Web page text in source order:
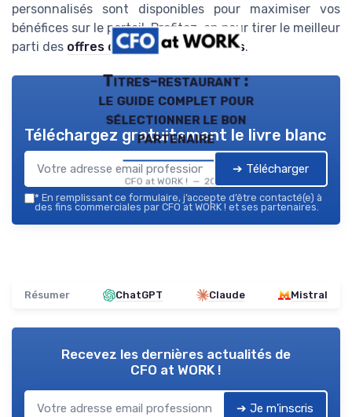
personnalisés sont disponibles pour maximiser vos
bénéfices sur le portail. Profitez-en pour tirer le meilleur
parti des offres du portail malin cogas.
Titres-restaurant :
le guide complet pour
sélectionner le bon
partenaire
CFO at WORK ! — 2026
Téléchargez gratuitement le livre blanc
➔ Télécharger
* En remplissant ce formulaire, j’accepte d’être contacté(e) à
des fins commerciales par CFO at WORK ! et ses partenaires.
Résumer ChatGPT Claude Mistral
Recevez les dernières actualités de
CFO at WORK !
➔ Je m'inscris